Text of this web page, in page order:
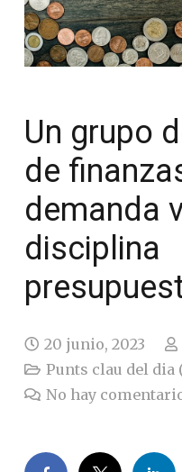
Un grupo
de
demanda
disciplina
20 junio, 2023
Punts clau del dia
No hay